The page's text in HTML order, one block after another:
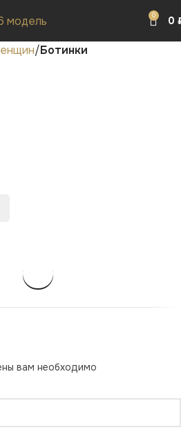
0 0
Ботинки
вам необходимо